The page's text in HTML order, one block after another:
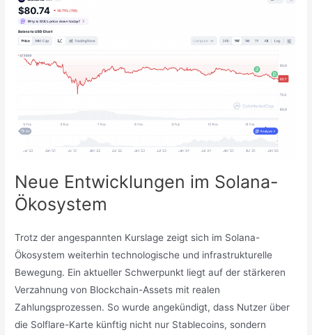
Neue Entwicklungen im Solana-
Ökosystem
Trotz der angespannten Kurslage zeigt sich im Solana-
Ökosystem weiterhin technologische und infrastrukturelle
Bewegung. Ein aktueller Schwerpunkt liegt auf der stärkeren
Verzahnung von Blockchain-Assets mit realen
Zahlungsprozessen. So wurde angekündigt, dass Nutzer über
die Solflare-Karte künftig nicht nur Stablecoins, sondern